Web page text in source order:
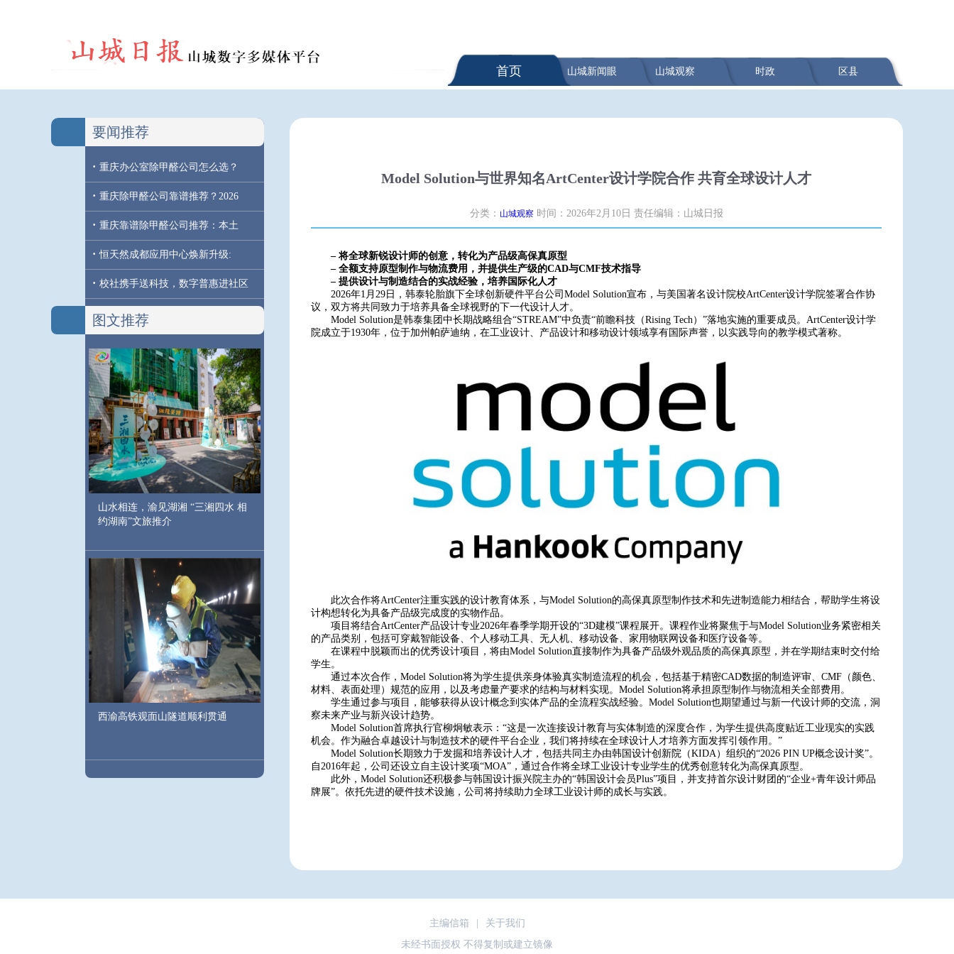
首页 山城新闻眼 山城观察 时政 区县
要闻推荐
· 重庆办公室除甲醛公司怎么选？
· 重庆除甲醛公司靠谱推荐？2026
· 重庆靠谱除甲醛公司推荐：本土
· 恒天然成都应用中心焕新升级:
· 校社携手送科技，数字普惠进社区
图文推荐
山水相连，渝见湖湘 “三湘四水 相
约湖南”文旅推介
西渝高铁观面山隧道顺利贯通
Model Solution与世界知名ArtCenter设计学院合作 共育全球设计人才
分类： 山城观察 时间：2026年2月10日 责任编辑：山城日报
– 将全球新锐设计师的创意，转化为产品级高保真原型
– 全额支持原型制作与物流费用，并提供生产级的CAD与CMF技术指导
– 提供设计与制造结合的实战经验，培养国际化人才
2026年1月29日，韩泰轮胎旗下全球创新硬件平台公司Model Solution宣布，与美国著名设计院校ArtCenter设计学院签署合作协
议，双方将共同致力于培养具备全球视野的下一代设计人才。
Model Solution是韩泰集团中长期战略组合“STREAM”中负责“前瞻科技（Rising Tech）”落地实施的重要成员。ArtCenter设计学
院成立于1930年，位于加州帕萨迪纳，在工业设计、产品设计和移动设计领域享有国际声誉，以实践导向的教学模式著称。
此次合作将ArtCenter注重实践的设计教育体系，与Model Solution的高保真原型制作技术和先进制造能力相结合，帮助学生将设
计构想转化为具备产品级完成度的实物作品。
项目将结合ArtCenter产品设计专业2026年春季学期开设的“3D建模”课程展开。课程作业将聚焦于与Model Solution业务紧密相关
的产品类别，包括可穿戴智能设备、个人移动工具、无人机、移动设备、家用物联网设备和医疗设备等。
在课程中脱颖而出的优秀设计项目，将由Model Solution直接制作为具备产品级外观品质的高保真原型，并在学期结束时交付给
学生。
通过本次合作，Model Solution将为学生提供亲身体验真实制造流程的机会，包括基于精密CAD数据的制造评审、CMF（颜色、
材料、表面处理）规范的应用，以及考虑量产要求的结构与材料实现。Model Solution将承担原型制作与物流相关全部费用。
学生通过参与项目，能够获得从设计概念到实体产品的全流程实战经验。Model Solution也期望通过与新一代设计师的交流，洞
察未来产业与新兴设计趋势。
Model Solution首席执行官柳炯敏表示：“这是一次连接设计教育与实体制造的深度合作，为学生提供高度贴近工业现实的实践
机会。作为融合卓越设计与制造技术的硬件平台企业，我们将持续在全球设计人才培养方面发挥引领作用。”
Model Solution长期致力于发掘和培养设计人才，包括共同主办由韩国设计创新院（KIDA）组织的“2026 PIN UP概念设计奖”。
自2016年起，公司还设立自主设计奖项“MOA”，通过合作将全球工业设计专业学生的优秀创意转化为高保真原型。
此外，Model Solution还积极参与韩国设计振兴院主办的“韩国设计会员Plus”项目，并支持首尔设计财团的“企业+青年设计师品
牌展”。依托先进的硬件技术设施，公司将持续助力全球工业设计师的成长与实践。
主编信箱
关于我们
未经书面授权 不得复制或建立镜像